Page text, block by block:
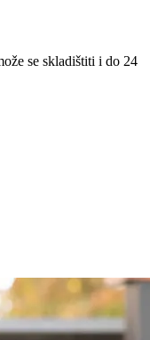
se skladištiti i do 24